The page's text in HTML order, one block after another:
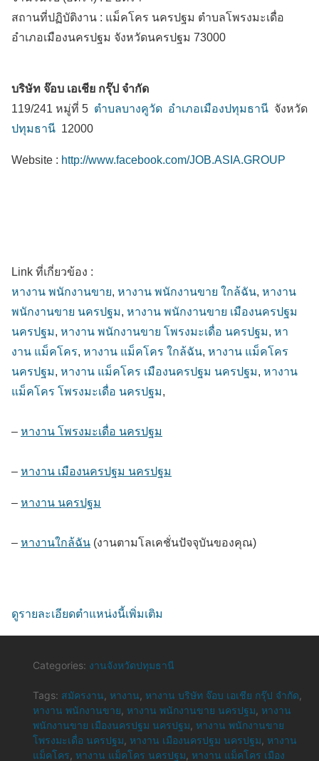
สถานที่ปฏิบัติงาน : แม็คโคร นครปฐม ตำบลโพรงมะเดื่อ
อำเภอเมืองนครปฐม จังหวัดนครปฐม 73000
บริษัท จ๊อบ เอเชีย กรุ๊ป จำกัด
119/241 หมู่ที่ 5 ตำบลบางคูวัด อำเภอเมืองปทุมธานี จังหวัด
ปทุมธานี 12000
Website : http://www.facebook.com/JOB.ASIA.GROUP
Link ที่เกี่ยวข้อง :
หางาน พนักงานขาย, หางาน พนักงานขาย ใกล้ฉัน, หางาน
พนักงานขาย นครปฐม, หางาน พนักงานขาย เมืองนครปฐม
นครปฐม, หางาน พนักงานขาย โพรงมะเดื่อ นครปฐม, หา
งาน แม็คโคร, หางาน แม็คโคร ใกล้ฉัน, หางาน แม็คโคร
นครปฐม, หางาน แม็คโคร เมืองนครปฐม นครปฐม, หางาน
แม็คโคร โพรงมะเดื่อ นครปฐม,
– หางาน โพรงมะเดื่อ นครปฐม
– หางาน เมืองนครปฐม นครปฐม
– หางาน นครปฐม
– หางานใกล้ฉัน (งานตามโลเคชั่นปัจจุบันของคุณ)
ดูรายละเอียดตำแหน่งนี้เพิ่มเติม
Categories: งานจังหวัดปทุมธานี
Tags: สมัครงาน หางาน หางาน บริษัท จ๊อบ เอเชีย กรุ๊ป จำกัด
หางาน พนักงานขาย หางาน พนักงานขาย นครปฐม หางาน
พนักงานขาย เมืองนครปฐม นครปฐม หางาน พนักงานขาย
โพรงมะเดื่อ นครปฐม หางาน เมืองนครปฐม นครปฐม หางาน
แม็คโคร หางาน แม็คโคร นครปฐม หางาน แม็คโคร เมือง